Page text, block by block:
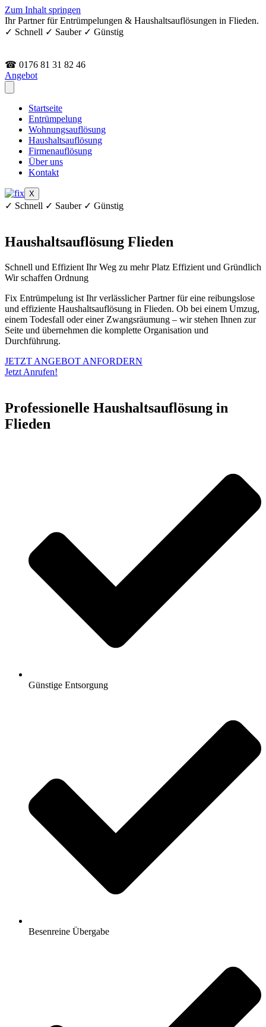
Zum Inhalt springen
Ihr Partner für Entrümpelungen & Haushaltsauflösungen in Flieden.
✓ Schnell ✓ Sauber ✓ Günstig
☎ 0176 81 31 82 46
Angebot
Startseite
Entrümpelung
Wohnungsauflösung
Haushaltsauflösung
Firmenauflösung
Über uns
Kontakt
X
✓ Schnell ✓ Sauber ✓ Günstig
Haushaltsauflösung Flieden
Schnell und Effizient Ihr Weg zu mehr Platz Effizient und Gründlich
Wir schaffen Ordnung
Fix Entrümpelung ist Ihr verlässlicher Partner für eine reibungslose
und effiziente Haushaltsauflösung in Flieden. Ob bei einem Umzug,
einem Todesfall oder einer Zwangsräumung – wir stehen Ihnen zur
Seite und übernehmen die komplette Organisation und
Durchführung.
JETZT ANGEBOT ANFORDERN
Jetzt Anrufen!
Professionelle Haushaltsauflösung in
Flieden
Günstige Entsorgung
Besenreine Übergabe